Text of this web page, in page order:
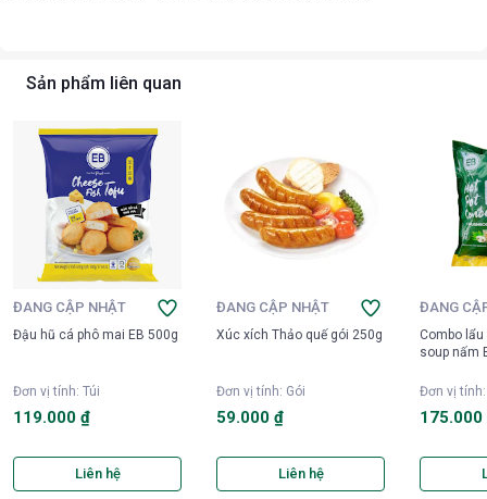
Sản phẩm liên quan
ĐANG CẬP NHẬT
Đậu hũ cá phô mai EB 500g
Đơn vị tính: Túi
119.000 ₫
Liên hệ
ĐANG CẬP NHẬT
Xúc xích Thảo quế gói 250g
Đơn vị tính: Gói
59.000 ₫
Liên hệ
ĐANG
Combo
soup nấm
Đơn vị tính
175.000